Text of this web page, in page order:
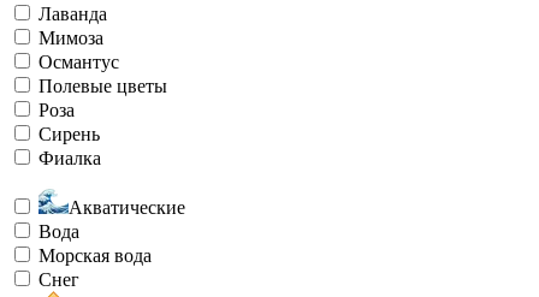
Лаванда
Мимоза
Османтус
Полевые цветы
Роза
Сирень
Фиалка
Акватические
Вода
Морская вода
Снег